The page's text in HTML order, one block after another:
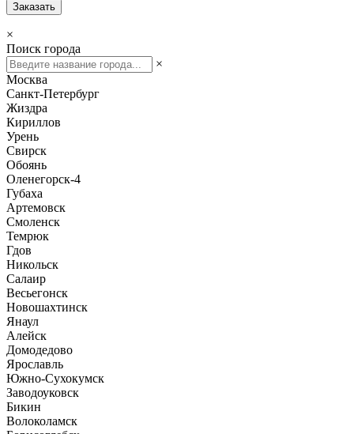
Заказать
×
Поиск города
×
Москва
Санкт-Петербург
Жиздра
Кириллов
Урень
Свирск
Обоянь
Оленегорск-4
Губаха
Артемовск
Смоленск
Темрюк
Гдов
Никольск
Салаир
Весьегонск
Новошахтинск
Янаул
Алейск
Домодедово
Ярославль
Южно-Сухокумск
Заводоуковск
Бикин
Волоколамск